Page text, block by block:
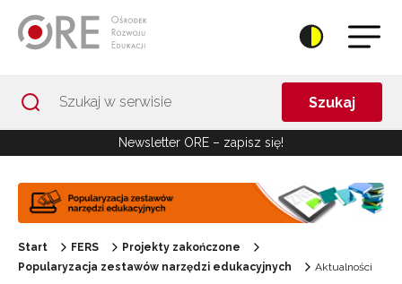
Szukaj
Newsletter ORE – zapisz się!
Start FERS
Projekty zakończone
Popularyzacja zestawów narzędzi edukacyjnych
Aktualności